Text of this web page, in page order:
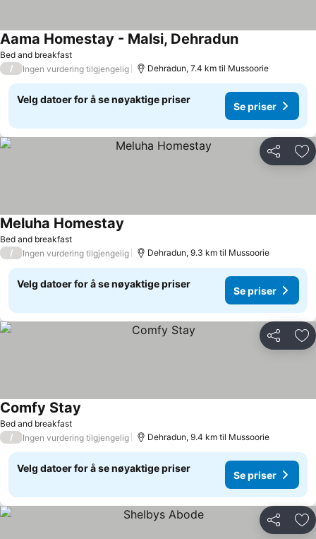
Bed and breakfast
Aama Homestay - Malsi, DehradunSe priser
/ Ingen vurdering tilgjengelig Dehradun, 7.4 km til Mussoorie
Velg datoer for å se nøyaktige priser
Se priser
Del
Bed and breakfast
Meluha Homestay
/ Ingen vurdering tilgjengelig Dehradun, 9.3 km til Mussoorie
Velg datoer for å se nøyaktige priser
Se priser
Del
Bed and breakfast
Comfy Stay
/ Ingen vurdering tilgjengelig Dehradun, 9.4 km til Mussoorie
Velg datoer for å se nøyaktige priser
Se priser
Del